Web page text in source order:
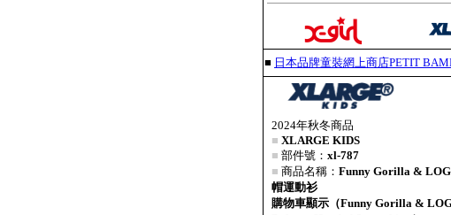
■ 日本品牌童裝網上商店PETIT
2024年秋冬商品
■ XLARGE KIDS
■ 部件號： xl-787
■ 商品名稱： Funny Gorilla &
帽運動衫
購物車顯示（Funny Gorilla &